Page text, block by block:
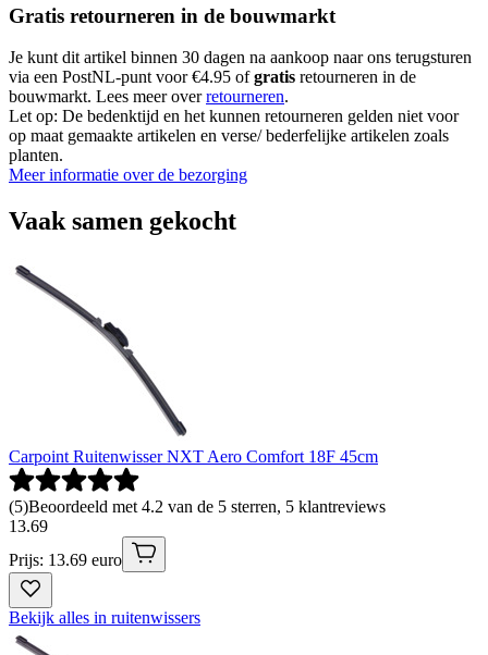
Gratis retourneren in de bouwmarkt
Je kunt dit artikel binnen 30 dagen na aankoop naar ons terugsturen
via een PostNL-punt voor €4.95 ofgratis retourneren in de
bouwmarkt. Lees meer overretourneren.
Let op: De bedenktijd en het kunnen retourneren gelden niet voor
op maat gemaakte artikelen en verse/ bederfelijke artikelen zoals
planten.
Meer informatie over de bezorging
Vaak samen gekocht
Carpoint Ruitenwisser NXT Aero Comfort 18F 45cm
(5)Beoordeeld met 4.2 van de 5 sterren, 5 klantreviews
13.69
Prijs: 13.69 euro
Bekijk alles in ruitenwissers